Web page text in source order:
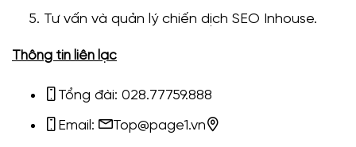
Tư vấn và quản lý chiến dịch SEO Inhouse.
Thông tin liên lạc
Tổng đài: 028.77759.888
Email:
Top@page1.vn